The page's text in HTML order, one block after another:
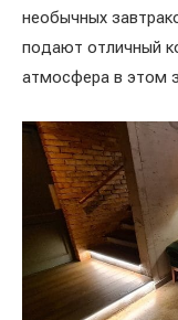
необычных
подают отличный
атмосфера в этом